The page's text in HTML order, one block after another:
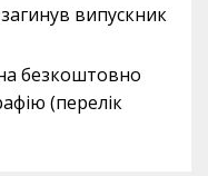
випускник
безкоштовно
(перелік